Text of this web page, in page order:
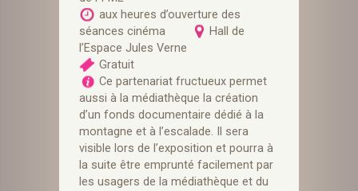
aux heures d’ouverture des
séances cinéma
Hall de
l’Espace Jules Verne
Gratuit
Ce partenariat fructueux permet
aussi à la médiathèque la création
d’un fonds documentaire dédié à la
montagne et à l’escalade. Il sera
visible lors de l’exposition et pourra à
la suite être emprunté facilement par
les usagers de la médiathèque et du